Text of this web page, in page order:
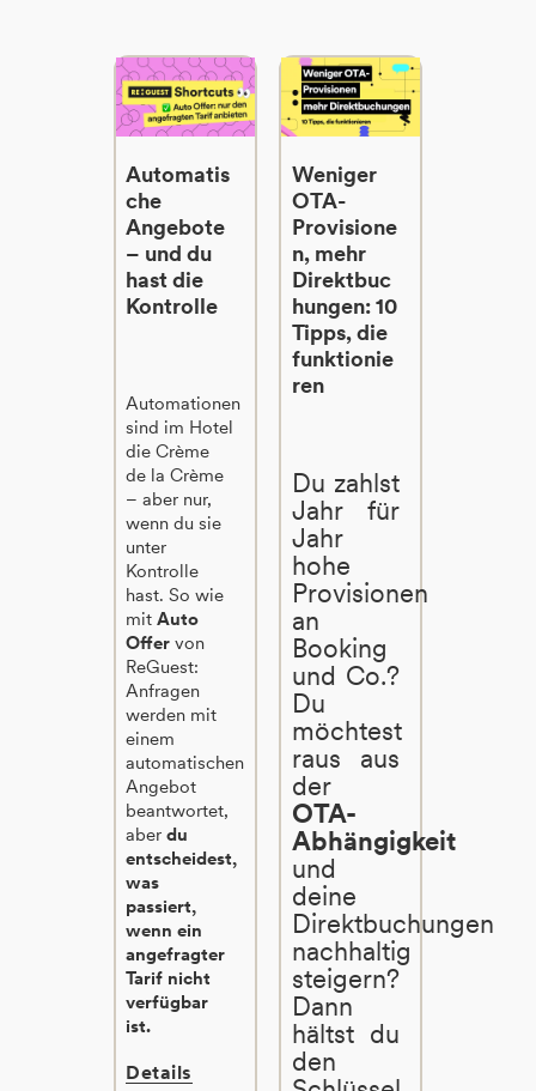
Automatis
che
Angebote
– und du
hast die
Kontrolle
Automationen
sind im Hotel
die Crème
de la Crème
– aber nur,
wenn du sie
unter
Kontrolle
hast. So wie
mitAuto
Offer von
ReGuest:
Anfragen
werden mit
einem
automatischen
Angebot
beantwortet,
aberdu
entscheidest,
was
passiert,
wenn ein
angefragter
Tarif nicht
verfügbar
ist.
Details
Weniger
OTA-
Provisione
n, mehr
Direktbuc
hungen: 10
Tipps, die
funktionie
ren
Du zahlst
Jahr für
Jahr
hohe
Provisionen
an
Booking
und Co.?
Du
möchtest
raus aus
der
OTA-
Abhängigkeit
und
deine
Direktbuchungen
nachhaltig
steigern?
Dann
hältst du
den